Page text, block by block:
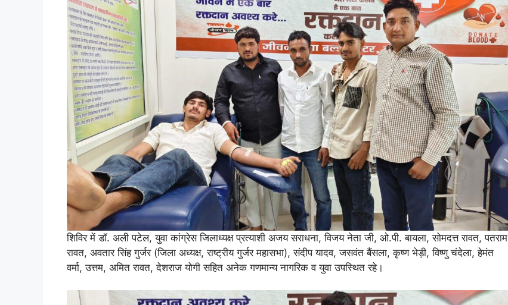
शिविर में डॉ. अली पटेल, युवा कांग्रेस जिलाध्यक्ष प्रत्याशी अजय सराधना, विजय नेता जी, ओ.पी. बायला, सोमदत्त रावत, पतराम
रावत, अवतार सिंह गुर्जर (जिला अध्यक्ष, राष्ट्रीय गुर्जर महासभा), संदीप यादव, जसवंत बैंसला, कृष्ण भेड़ी, विष्णु चंदेला, हेमंत
वर्मा, उत्तम, अमित रावत, देशराज योगी सहित अनेक गणमान्य नागरिक व युवा उपस्थित रहे।